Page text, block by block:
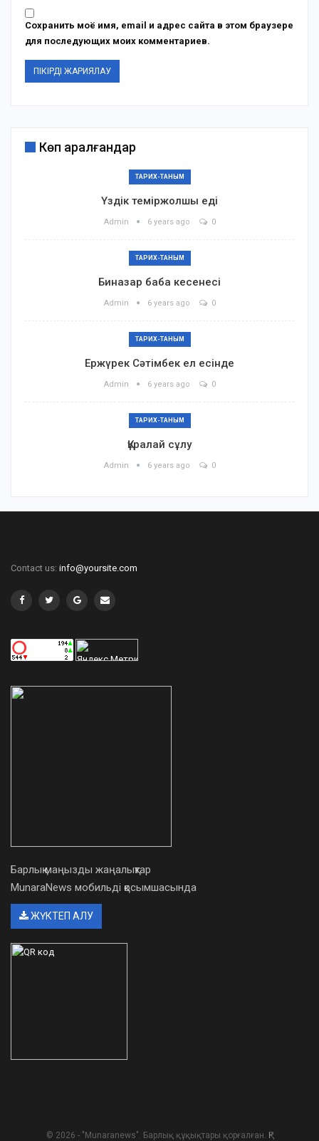
Сохранить моё имя, email и адрес сайта в этом браузере
для последующих моих комментариев.
Көп қаралғандар
ТАРИХ-ТАНЫМ
Үздік теміржолшы еді
Admin 6 years ago 0
ТАРИХ-ТАНЫМ
Биназар баба кесенесі
Admin 6 years ago 0
ТАРИХ-ТАНЫМ
Ержүрек Сәтімбек ел есінде
Admin 6 years ago 0
ТАРИХ-ТАНЫМ
Құралай сұлу
Admin 6 years ago 0
Contact us: info@yoursite.com
Барлық маңызды жаңалықтар
MunaraNews мобильді қосымшасында
ЖҮКТЕП АЛУ
© 2026 - "Munaranews". Барлық құқықтары қорғалған. ҚР